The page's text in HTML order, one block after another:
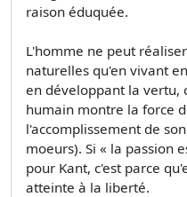
raison éduquée.
L'homme ne peut
naturelles qu'en vivant
en développant la vertu,
humain montre la force
l'accomplissement de
moeurs). Si « la passion
pour Kant, c'est parce
atteinte à la liberté.